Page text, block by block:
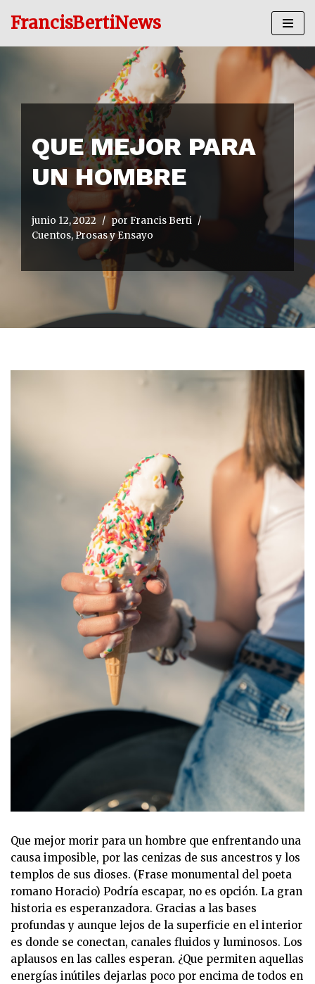
FrancisBertiNews
QUE MEJOR PARA
UN HOMBRE
junio 12, 2022 por Francis Berti
Cuentos, Prosas y Ensayo
Que mejor morir para un hombre que enfrentando una
causa imposible, por las cenizas de sus ancestros y los
templos de sus dioses. (Frase monumental del poeta
romano Horacio) Podría escapar, no es opción. La gran
historia es esperanzadora. Gracias a las bases
profundas y aunque lejos de la superficie en el interior
es donde se conectan, canales fluidos y luminosos. Los
aplausos en las calles esperan. ¿Que permiten aquellas
energías inútiles dejarlas poco por encima de todos en